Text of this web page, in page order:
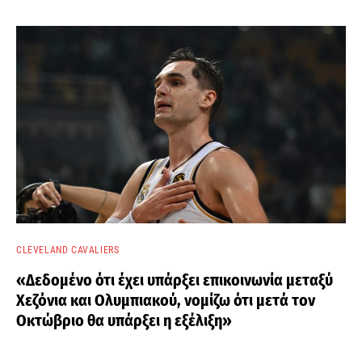
CLEVELAND CAVALIERS
«Δεδομένο ότι έχει υπάρξει επικοινωνία μεταξύ
Χεζόνια και Ολυμπιακού, νομίζω ότι μετά τον
Οκτώβριο θα υπάρξει η εξέλιξη»